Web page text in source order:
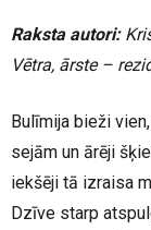
Raksta autori:
Vētra, ārste –
Bulīmija bieži
sejām un ārēji
iekšēji tā izraisa
Dzīve starp